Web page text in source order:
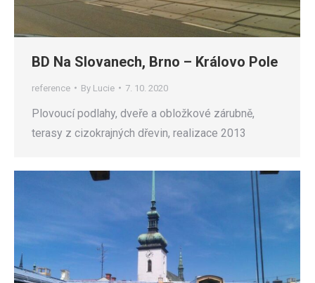
BD Na Slovanech, Brno – Královo Pole
reference By Lucie 7. 10. 2020
Plovoucí podlahy, dveře a obložkové zárubně,
terasy z cizokrajných dřevin, realizace 2013